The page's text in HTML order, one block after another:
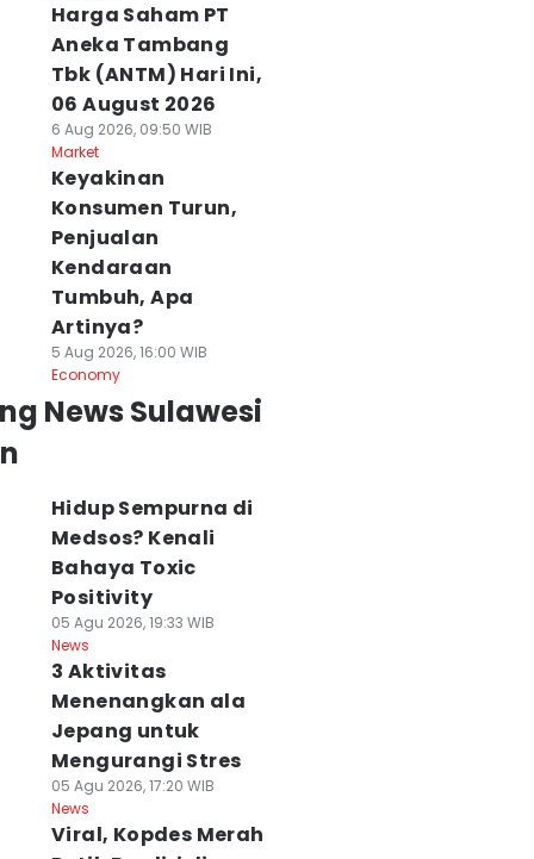
Harga Saham PT
Aneka Tambang
Tbk (ANTM) Hari Ini,
06 August 2026
6 Aug 2026, 09:50 WIB
Market
Keyakinan
Konsumen Turun,
Penjualan
Kendaraan
Tumbuh, Apa
Artinya?
5 Aug 2026, 16:00 WIB
Economy
News Sulawesi
Hidup Sempurna di
Medsos? Kenali
Bahaya Toxic
Positivity
05 Agu 2026, 19:33 WIB
News
3 Aktivitas
Menenangkan ala
Jepang untuk
Mengurangi Stres
05 Agu 2026, 17:20 WIB
News
Viral, Kopdes Merah